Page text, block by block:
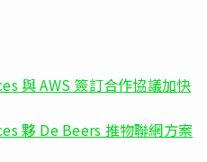
與 AWS 簽訂合作協議加快
夥 De Beers 推物聯網方案